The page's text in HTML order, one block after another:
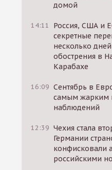
домой
14:11
Россия, США и
секретные
несколько
обострения в
Карабахе
16:09 Сентябрь в
самым жарким
наблюдений
12:39 Чехия стала
Германии
конфисковали
российскими